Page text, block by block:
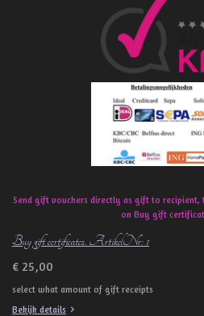
b
o
k
Send gift vouchers directly as gift to recipient,
on Buy gift
Buy gift certificates. ArtikelNr: 1
€ 25,00
select what amount of gift receipts
Bekijk details